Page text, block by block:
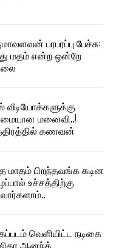
பரபரப்பு பேச்சு:
மதம் என்ற ஒன்றே
வீடியோக்களுக்கு
மனைவி..!
கணவன்
மாதம் பிறந்தவங்க கடின
உச்சத்திற்கு
வெளியிட்ட நடிகை
ஆனந்த்